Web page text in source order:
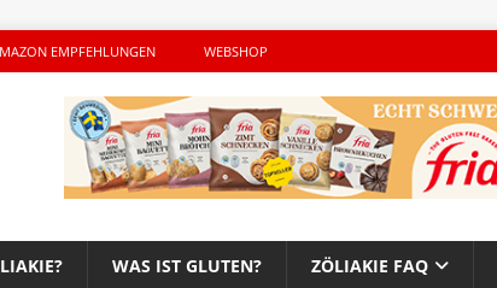
EMPFEHLUNGEN WEBSHOP
WAS IST GLUTEN? ZÖLIAKIE FAQ